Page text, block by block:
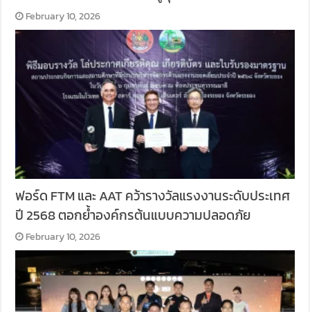
February 10, 2026
ฟอร์ด FTM และ AAT คว้ารางวัลแรงงานระดับประเทศ
ปี 2568 ตอกย้ำองค์กรต้นแบบความปลอดภัย
February 10, 2026